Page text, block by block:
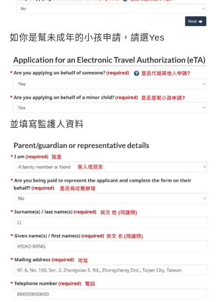
如你是幫未成年的小孩申請，請選Yes
並填寫監護人資料